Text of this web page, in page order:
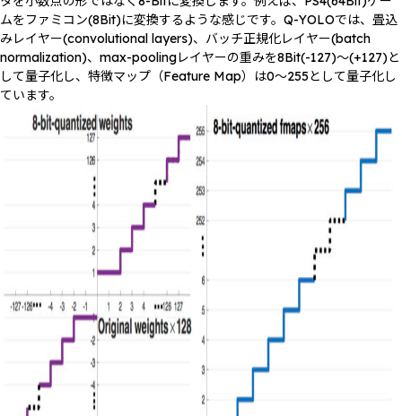
ムをファミコン(8Bit)に変換するような感じです。Q-YOLOでは、畳込
みレイヤー(convolutional layers)、バッチ正規化レイヤー(batch
normalization)、max-poolingレイヤーの重みを8Bit(-127)〜(+127)と
して量子化し、特徴マップ（Feature Map）は0〜255として量子化し
ています。